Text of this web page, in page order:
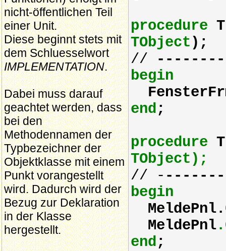
nicht-öffentlichen Teil
einer Unit.
Diese beginnt stets mit
dem Schluesselwort
IMPLEMENTATION.
Dabei muss darauf
geachtet werden, dass
bei den
Methodennamen der
Typbezeichner der
Objektklasse mit einem
Punkt vorangestellt
wird. Dadurch wird der
Bezug zur Deklaration
in der Klasse
hergestellt.
procedure
TObject );
//
begin
end;
procedure
TObject );
// -
begin
MeldePnl.
MeldePnl.
end;